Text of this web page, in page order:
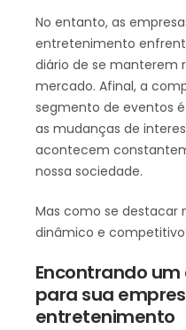
No entanto, as
entretenimento
diário de se manterem
mercado. Afinal, a
segmento de eventos
as mudanças de
acontecem
nossa sociedade.
Mas como se destacar
dinâmico e
Encontrando
para sua
entretenimento